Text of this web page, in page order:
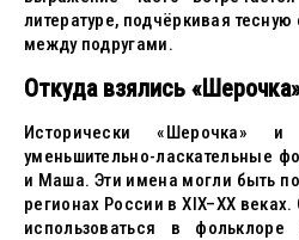
литературе, подчёркивая
между подругами.
Откуда взялись
Исторически «Шерочка»
уменьшительно-ласкательные
и Маша. Эти имена могли быть
регионах России в XIX–XX
использоваться в